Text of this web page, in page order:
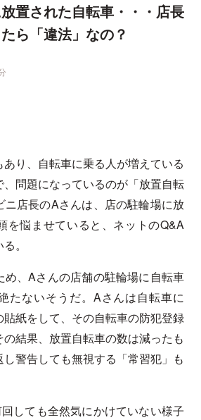
置された自転車・・・店長
ら「違法」なの？
り、自転車に乗る人が増えている
、問題になっているのが「放置自転
ニ店長のAさんは、店の駐輪場に放
を悩ませていると、ネットのQ&A
。
め、Aさんの店舗の駐輪場に自転車
たないそうだ。Aさんは自転車に
貼紙をして、その自転車の防犯登録
結果、放置自転車の数は減ったも
警告しても無視する「常習犯」も
しても全然気にかけていない様子